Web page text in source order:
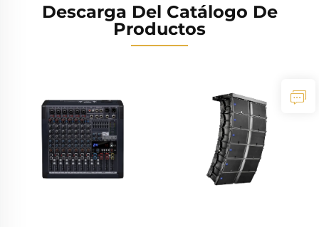
Descarga Del Catálogo De
Productos